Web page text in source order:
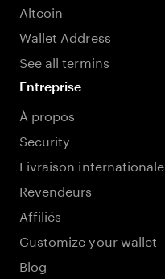
Altcoin
Wallet Address
See all termins
Entreprise
À propos
Security
Livraison internationale
Revendeurs
Affiliés
Customize your wallet
Blog